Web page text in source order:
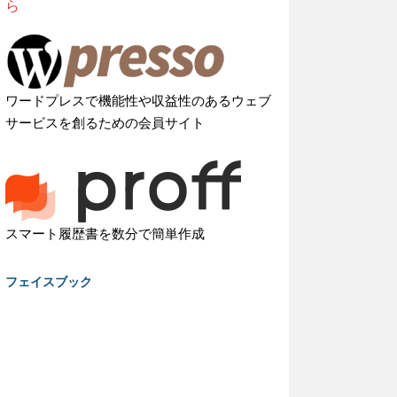
ら
ワードプレスで機能性や収益性のあるウェブ
サービスを創るための会員サイト
スマート履歴書を数分で簡単作成
フェイスブック